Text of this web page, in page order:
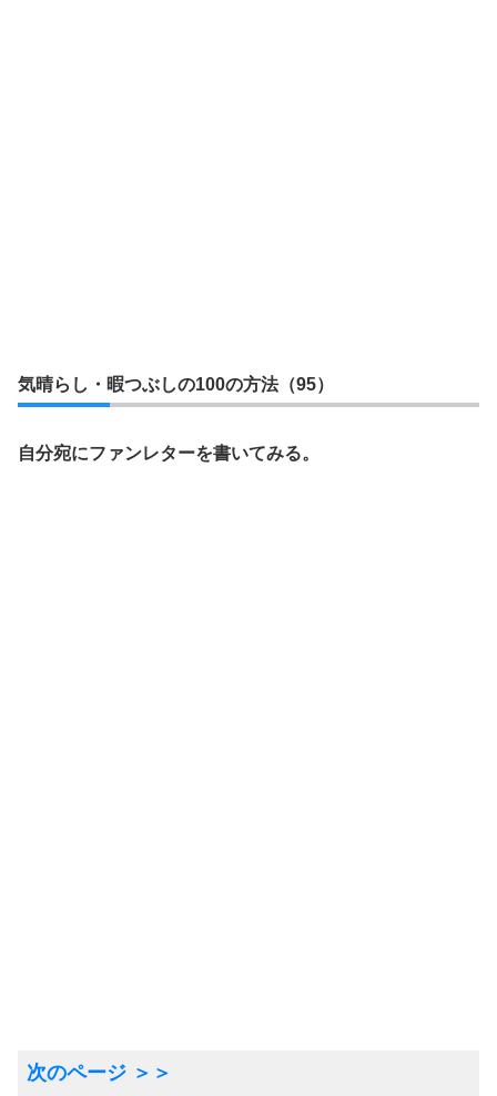
気晴らし・暇つぶしの100の方法（95）
自分宛にファンレターを書いてみる。